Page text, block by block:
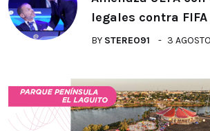
legales contra FIFA
BY STEREO91 3